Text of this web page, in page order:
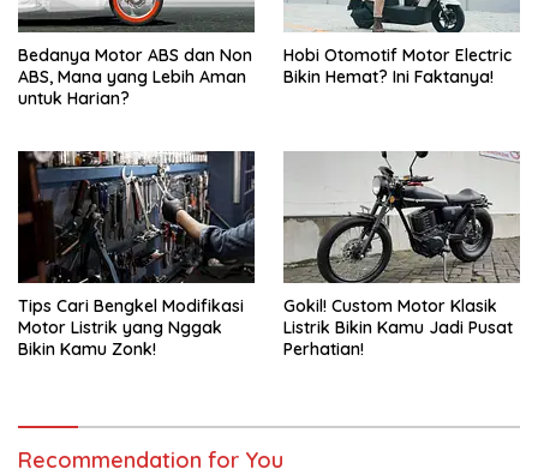
Bedanya Motor ABS dan Non
ABS, Mana yang Lebih Aman
untuk Harian?
Hobi Otomotif Motor Electric
Bikin Hemat? Ini Faktanya!
Tips Cari Bengkel Modifikasi
Motor Listrik yang Nggak
Bikin Kamu Zonk!
Gokil! Custom Motor Klasik
Listrik Bikin Kamu Jadi Pusat
Perhatian!
Recommendation for You